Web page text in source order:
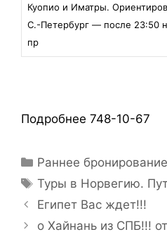
Куопио и Иматры.
С.-Петербург — после 23:50
пр
Подробнее 748-10-67
Раннее
Туры в Норвегию.
Египет Вас ждет!!!
о Хайнань из СПБ!!!